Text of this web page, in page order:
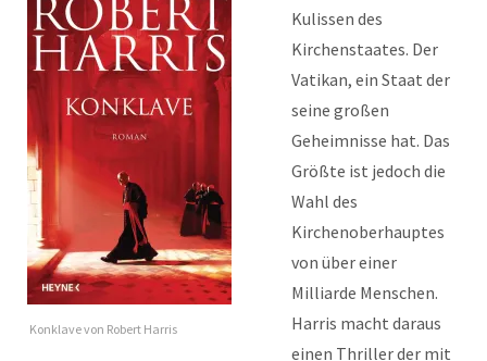
Konklave von Robert Harris
Kulissen des
Kirchenstaates. Der
Vatikan, ein Staat der
seine großen
Geheimnisse hat. Das
Größte ist jedoch die
Wahl des
Kirchenoberhauptes
von über einer
Milliarde Menschen.
Harris macht daraus
einen Thriller der mit